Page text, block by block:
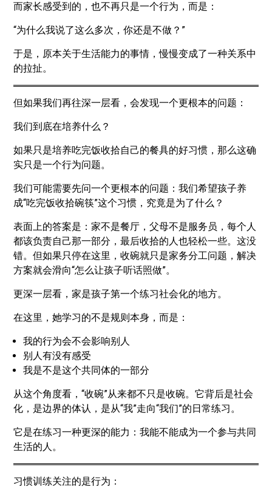
而家长感受到的，也不再只是一个行为，而是：
“为什么我说了这么多次，你还是不做？”
于是，原本关于生活能力的事情，慢慢变成了一种关系中
的拉扯。
但如果我们再往深一层看，会发现一个更根本的问题：
我们到底在培养什么？
如果只是培养吃完饭收拾自己的餐具的好习惯，那么这确
实只是一个行为问题。
我们可能需要先问一个更根本的问题：我们希望孩子养
成“吃完饭收拾碗筷”这个习惯，究竟是为了什么？
表面上的答案是：家不是餐厅，父母不是服务员，每个人
都该负责自己那一部分，最后收拾的人也轻松一些。这没
错。但如果只停在这里，收碗就只是家务分工问题，解决
方案就会滑向“怎么让孩子听话照做”。
更深一层看，家是孩子第一个练习社会化的地方。
在这里，她学习的不是规则本身，而是：
我的行为会不会影响别人
别人有没有感受
我是不是这个共同体的一部分
从这个角度看，“收碗”从来都不只是收碗。它背后是社会
化，是边界的体认，是从“我”走向“我们”的日常练习。
它是在练习一种更深的能力：我能不能成为一个参与共同
生活的人。
习惯训练关注的是行为：